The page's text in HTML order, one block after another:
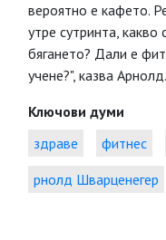
вероятно е кафето.
утре сутринта,
бягането? Дали е
учене?", казва Арнолд.
Ключови думи
здраве
фитнес
рнолд Шварценегер